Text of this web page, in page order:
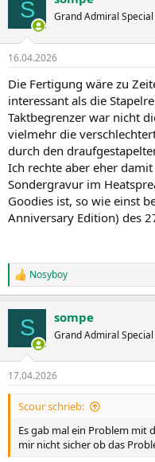
S Grand Admiral Special
16.04.2026
Die Fertigung wäre zu
interessant als die
Taktbegrenzer war nicht
vielmehr die
durch den
Ich rechte aber eher
Sondergravur im
Goodies ist, so wie einst
Anniversary Edition) des
R
e
e
n
Nosyboy
S sompe
Grand Admiral Special
17.04.2026
Scour schrieb:
Es gab mal ein Problem mit
mir nicht sicher ob das